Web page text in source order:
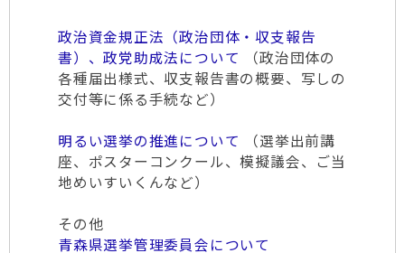
政治資金規正法（政治団体・収支報告
書）、政党助成法について
（政治団体の
各種届出様式、収支報告書の概要、写しの
交付等に係る手続など）
明るい選挙の推進について
（選挙出前講
座、ポスターコンクール、模擬議会、ご当
地めいすいくんなど）
その他
青森県選挙管理委員会について